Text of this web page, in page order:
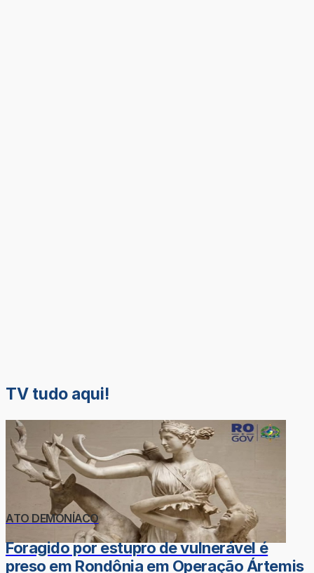
TV tudo aqui!
ATO DEMONÍACO
Foragido por estupro de vulnerável é
preso em Rondônia em Operação Ártemis